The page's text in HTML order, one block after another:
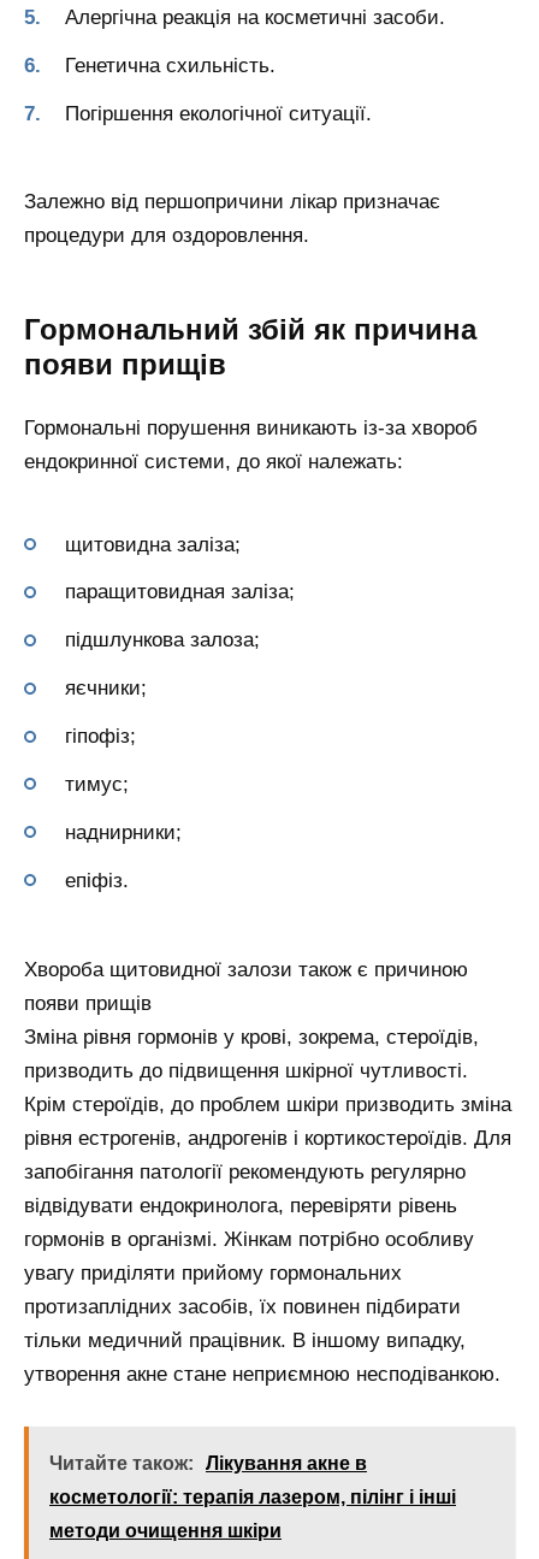
Алергічна реакція на косметичні засоби.
Генетична схильність.
Погіршення екологічної ситуації.
Залежно від першопричини лікар призначає
процедури для оздоровлення.
Гормональний збій як причина
появи прищів
Гормональні порушення виникають із-за хвороб
ендокринної системи, до якої належать:
щитовидна заліза;
паращитовидная заліза;
підшлункова залоза;
яєчники;
гіпофіз;
тимус;
наднирники;
епіфіз.
Хвороба щитовидної залози також є причиною
появи прищів
Зміна рівня гормонів у крові, зокрема, стероїдів,
призводить до підвищення шкірної чутливості.
Крім стероїдів, до проблем шкіри призводить зміна
рівня естрогенів, андрогенів і кортикостероїдів. Для
запобігання патології рекомендують регулярно
відвідувати ендокринолога, перевіряти рівень
гормонів в організмі. Жінкам потрібно особливу
увагу приділяти прийому гормональних
протизаплідних засобів, їх повинен підбирати
тільки медичний працівник. В іншому випадку,
утворення акне стане неприємною несподіванкою.
Читайте також:
Лікування акне в
косметології: терапія лазером, пілінг і інші
методи очищення шкіри